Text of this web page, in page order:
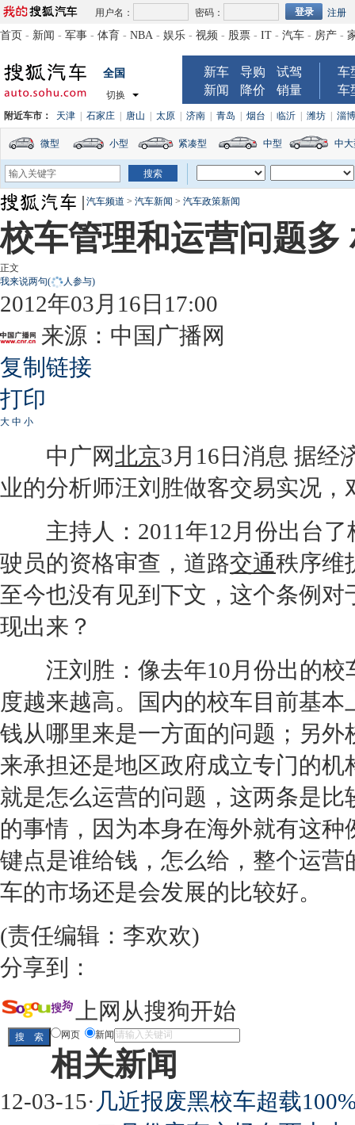
用户名： 密码： 注册
首页 - 新闻 - 军事 - 体育 - NBA - 娱乐 - 视频 - 股票 - IT - 汽车 - 房产 -
全国
切换
新车 导购
试驾
新闻
降价 销量
车
车
附近车市： 天津 石家庄 唐山 太原 济南 青岛 烟台 临沂 潍坊 淄博
微型 小型 紧凑型 中型 中
汽车频道 > 汽车新闻 > 汽车政策新闻
校车管理和运营问题多
正文
我来说两句( 人参与)
2012年03月16日17:00
来源： 中国广播网
复制链接
打印
大 中 小
中广网北京3月16日消息 据经
业的分析师汪刘胜做客交易实况
主持人：2011年12月份出台了
驶员的资格审查，道路交通秩序维
至今也没有见到下文，这个条例
现出来？
汪刘胜：像去年10月份出的校
度越来越高。国内的校车目前基
钱从哪里来是一方面的问题；另
来承担还是地区政府成立专门的
就是怎么运营的问题，这两条是
的事情，因为本身在海外就有这
键点是谁给钱，怎么给，整个运
车的市场还是会发展的比较好。
(责任编辑：李欢欢)
分享到：
上网从搜狗开始
网页 新闻
相关新闻
12-03-15· 几近报废黑校车超载